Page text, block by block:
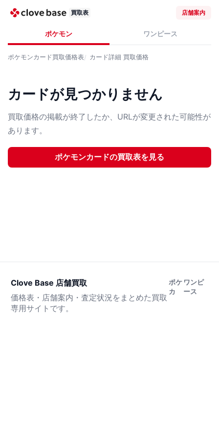
買取表 店舗案内
ポケモン ワンピース
ポケモンカード買取価格表 カード詳細 買取価格
カードが見つかりません
買取価格の掲載が終了したか、URLが変更された可能性が
あります。
ポケモンカードの買取表を見る
Clove Base 店舗買取
価格表・店舗案内・査定状況をまとめた買取
専用サイトです。
ポケ
カ
ワンピ
ース